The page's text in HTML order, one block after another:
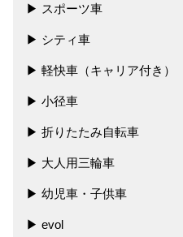
スポーツ車
シティ車
軽快車（キャリア付き）
小径車
折りたたみ自転車
大人用三輪車
幼児車・子供車
evol